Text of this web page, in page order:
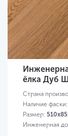
ёлка Дуб
Страна
Наличие фаски:
Размер:
Инженерная